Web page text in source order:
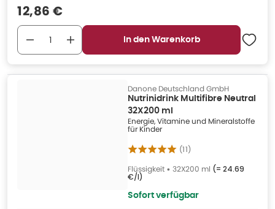
Verkaufspreis
12,86 €
In den Warenkorb
Danone Deutschland GmbH
Nutrinidrink Multifibre Neutral
32X200 ml
Energie, Vitamine und Mineralstoffe
für Kinder
(11)
Flüssigkeit • 32X200 ml (= 24.69
€/l)
Sofort verfügbar